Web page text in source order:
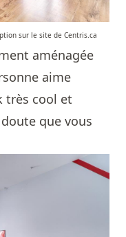
sur le site de Centris.ca
aménagée
aime
très cool et
que vous